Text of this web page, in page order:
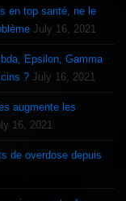
en top santé, ne le
July 16, 2021
Epsilon, Gamma
? July 16, 2021
augmente les
16, 2021
de overdose depuis